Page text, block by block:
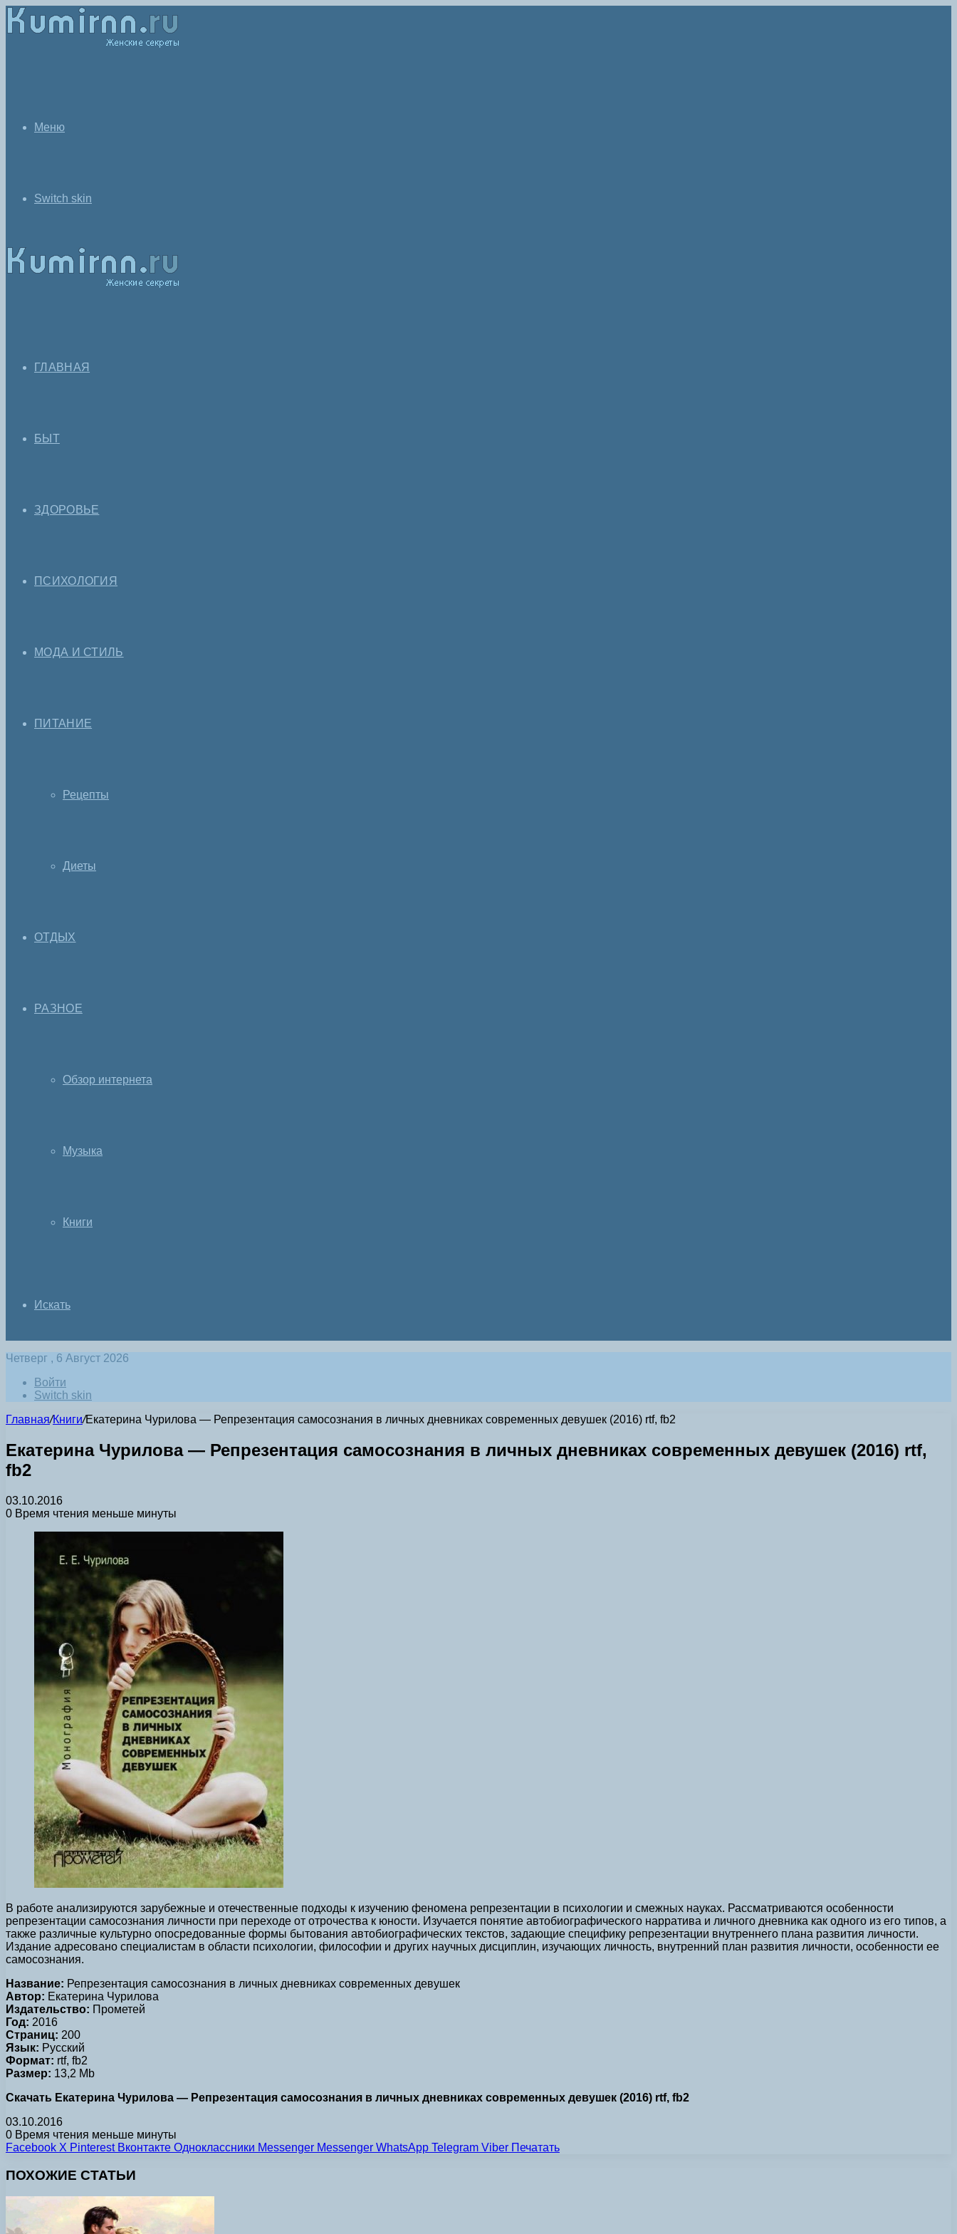
Меню
Switch skin
ГЛАВНАЯ
БЫТ
ЗДОРОВЬЕ
ПСИХОЛОГИЯ
МОДА И СТИЛЬ
ПИТАНИЕ
Рецепты
Диеты
ОТДЫХ
РАЗНОЕ
Обзор интернета
Музыка
Книги
Искать
Четверг , 6 Август 2026
Войти
Switch skin
Главная/Книги/Екатерина Чурилова — Репрезентация самосознания в личных дневниках современных девушек (2016) rtf, fb2
Екатерина Чурилова — Репрезентация самосознания в личных дневниках современных девушек (2016) rtf,
fb2
03.10.2016
0 Время чтения меньше минуты
В работе анализируются зарубежные и отечественные подходы к изучению феномена репрезентации в психологии и смежных науках. Рассматриваются особенности
репрезентации самосознания личности при переходе от отрочества к юности. Изучается понятие автобиографического нарратива и личного дневника как одного из его типов, а
также различные культурно опосредованные формы бытования автобиографических текстов, задающие специфику репрезентации внутреннего плана развития личности.
Издание адресовано специалистам в области психологии, философии и других научных дисциплин, изучающих личность, внутренний план развития личности, особенности ее
самосознания.
Название: Репрезентация самосознания в личных дневниках современных девушек
Автор: Екатерина Чурилова
Издательство: Прометей
Год: 2016
Страниц: 200
Язык: Русский
Формат: rtf, fb2
Размер: 13,2 Mb
Скачать Екатерина Чурилова — Репрезентация самосознания в личных дневниках современных девушек (2016) rtf, fb2
03.10.2016
0 Время чтения меньше минуты
Facebook X Pinterest Вконтакте Одноклассники Messenger Messenger WhatsApp Telegram Viber Печатать
ПОХОЖИЕ СТАТЬИ